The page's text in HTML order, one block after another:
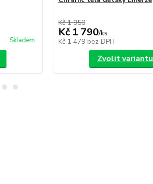
Skladem
Kč 1 950
Kč 1 790/ks
Kč 1 479 bez DPH
Zvolit variantu